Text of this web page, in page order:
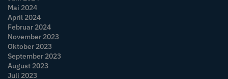
Mai 2024
April 2024
Februar 2024
November 2023
Oktober 2023
September 2023
August 2023
Juli 2023